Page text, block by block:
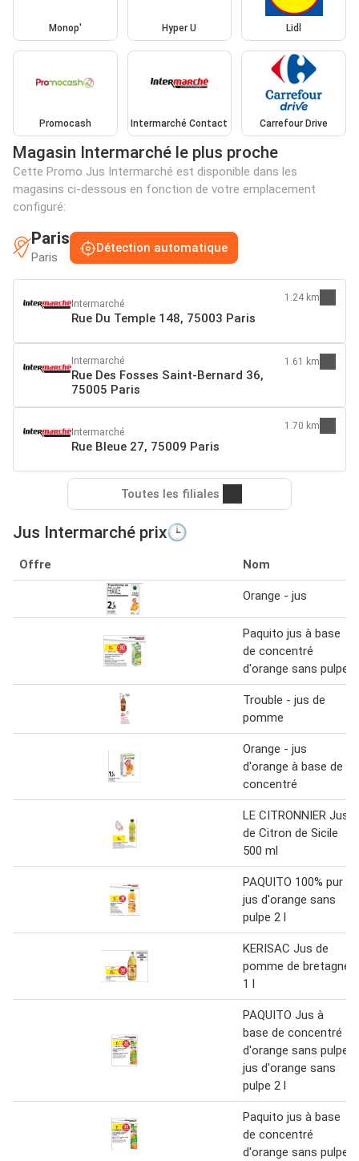
Monop' Hyper U Lidl
Promocash Intermarché Contact Carrefour Drive
Magasin Intermarché le plus proche
Cette Promo Jus Intermarché est disponible dans les
magasins ci-dessous en fonction de votre emplacement
configuré:
Paris
Paris
Détection automatique
Intermarché
Rue Du Temple 148, 75003 Paris
1.24 km
Intermarché
Rue Des Fosses Saint-Bernard 36,
75005 Paris
1.61 km
Intermarché
Rue Bleue 27, 75009 Paris
1.70 km
Toutes les filiales
Jus Intermarché prix🕒
Offre Nom
Orange - jus
Paquito jus à base
de concentré
d'orange sans pulpe
Trouble - jus de
pomme
Orange - jus
d'orange à base de
concentré
LE CITRONNIER Jus
de Citron de Sicile
500 ml
PAQUITO 100% pur
jus d'orange sans
pulpe 2 l
KERISAC Jus de
pomme de bretagne
1 l
PAQUITO Jus à
base de concentré
d'orange sans pulpe
jus d'orange sans
pulpe 2 l
Paquito jus à base
de concentré
d'orange sans pulpe